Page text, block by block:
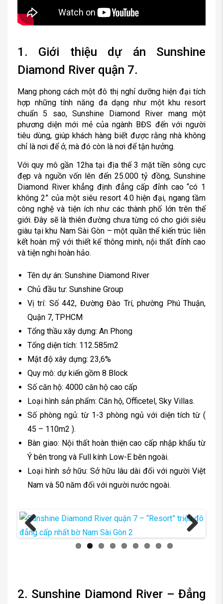
1. Giới thiệu dự án Sunshine
Diamond River quận 7.
Mang phong cách một đô thị nghỉ dưỡng hiện đại tích
hợp những tính năng đa dạng như một khu resort
chuẩn 5 sao, Sunshine Diamond River mang một
phương diện mới mẻ của ngành BĐS đến với người
tiêu dùng, giúp khách hàng biết được rằng nhà không
chỉ là nơi để ở, mà đó còn là nơi để tận hưởng.
Với quy mô gần 12ha tại địa thế 3 mặt tiền sông cực
đẹp và nguồn vốn lên đến 25.000 tỷ đồng, Sunshine
Diamond River khẳng định đẳng cấp đỉnh cao “có 1
không 2” của một siêu resort 4.0 hiện đại, ngang tầm
công nghệ và tiện ích như các thành phố lớn trên thế
giới. Đây sẽ là thiên đường chưa từng có cho giới siêu
giàu tại khu Nam Sài Gòn – một quần thể kiến trúc liên
kết hoàn mỹ với thiết kế thông minh, nội thất đỉnh cao
và tiện nghi hoàn hảo.
Tên dự án: Sunshine Diamond River
Chủ đầu tư: Sunshine Group
Vị trí: Số 442, Đường Đào Trí, phường Phú Thuận,
Quận 7, TPHCM
Tổng thầu xây dựng: An Phong
Tổng diện tích: 112.585m2
Mật độ xây dựng: 23,6%
Quy mô: dự kiến gồm 8 Block
Số căn hộ: 4000 căn hộ cao cấp
Loại hình sản phẩm: Căn hộ, Officetel, Sky Villas.
Số phòng ngủ: từ 1-3 phòng ngủ với diện tích từ (
45 – 110m2 ).
Bàn giao: Nội thất hoàn thiện cao cấp nhập khẩu từ
Ý bên trong và Full kính Low-E bên ngoài.
Loại hình sở hữu: Sở hữu lâu dài đối với người Việt
Nam và 50 năm đối với người nước ngoài.
2. Sunshine Diamond River – Đẳng